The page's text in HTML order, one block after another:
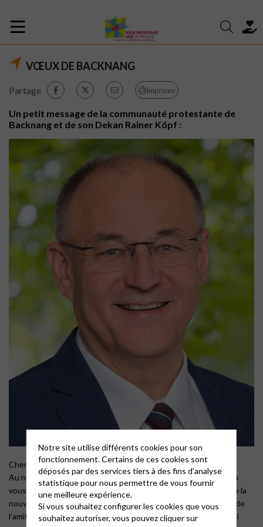
VŒUX DE BACKNANG
Partage Imprimer
Un petit message de la communauté protestante de
Backnang et de son Dekan Rainer Köpf :
Chers amis d’Annonay,
Au nom de notre district ecclésiastique de Backnang, je tiens à
vous remercier chaleureusement pour vos vœux à l’occasion de la
nouvelle année. Il est beau que nous soyons reliés par le pont de
l’amitié et par le Saint-Esprit de Dieu. Ainsi, nous pouvons aussi
Notre site utilise différents cookies pour son
fonctionnement. Certains de ces cookies sont
déposés par des services tiers à des fins d'analyse
statistique pour nous permettre de vous fournir
une meilleure expérience.
Si vous souhaitez configurer les cookies que vous
souhaitez autoriser, vous pouvez cliquer sur